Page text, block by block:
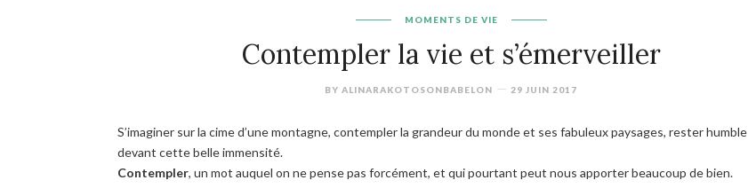
MOMENTS DE VIE
Contempler la vie et s’émerveiller
BY ALINARAKOTOSONBABELON 29 JUIN 2017
S’imaginer sur la cime d’une montagne, contempler la grandeur du monde et ses fabuleux paysages, rester humble
devant cette belle immensité.
Contempler, un mot auquel on ne pense pas forcément, et qui pourtant peut nous apporter beaucoup de bien.